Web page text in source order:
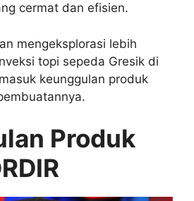
cermat dan efisien.
mengeksplorasi lebih
topi sepeda Gresik di
keunggulan produk
Produk